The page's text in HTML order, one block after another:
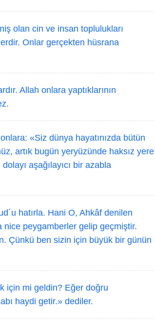
olan cin ve insan toplulukları
Onlar gerçekten hüsrana
Allah onlara yaptıklarının
«Siz dünya hayatınızda bütün
artık bugün yeryüzünde haksız yere
aşağılayıcı bir azabla
hatırla. Hani O, Ahkâf denilen
nice peygamberler gelip geçmiştir.
Çünkü ben sizin için büyük bir günün
için mi geldin? Eğer doğru
haydi getir.» dediler.